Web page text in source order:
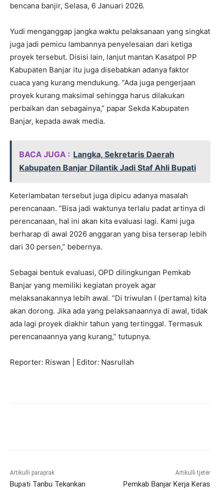
bencana banjir, Selasa, 6 Januari 2026.
Yudi menganggap jangka waktu pelaksanaan yang singkat
juga jadi pemicu lambannya penyelesaian dari ketiga
proyek tersebut. Disisi lain, lanjut mantan Kasatpol PP
Kabupaten Banjar itu juga disebabkan adanya faktor
cuaca yang kurang mendukung. “Ada juga pengerjaan
proyek kurang maksimal sehingga harus dilakukan
perbaikan dan sebagainya,” papar Sekda Kabupaten
Banjar, kepada awak media.
BACA JUGA : Langka, Sekretaris Daerah
Kabupaten Banjar Dilantik Jadi Staf Ahli Bupati
Keterlambatan tersebut juga dipicu adanya masalah
perencanaan. “Bisa jadi waktunya terlalu padat artinya di
perencanaan, hal ini akan kita evaluasi lagi. Kami juga
berharap di awal 2026 anggaran yang bisa terserap lebih
dari 30 persen,” bebernya.
Sebagai bentuk evaluasi, OPD dilingkungan Pemkab
Banjar yang memiliki kegiatan proyek agar
melaksanakannya lebih awal. “Di triwulan I (pertama) kita
akan dorong. Jika ada yang pelaksanaannya di awal, tidak
ada lagi proyek diakhir tahun yang tertinggal. Termasuk
perencanaannya yang kurang,” tutupnya.
Reporter: Riswan | Editor: Nasrullah
Artikulli paraprak
Bupati Tanbu Tekankan
Artikulli tjetër
Pemkab Banjar Kerja Keras